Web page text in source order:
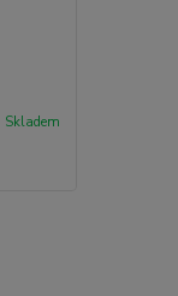
Skladem